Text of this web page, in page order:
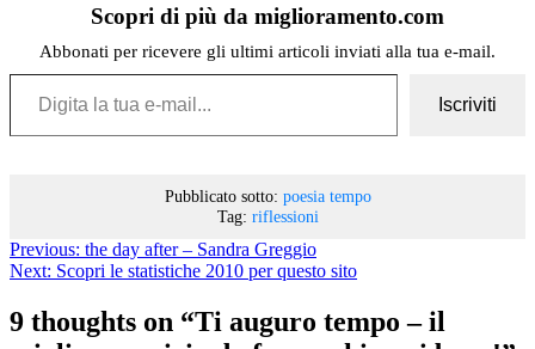
Scopri di più da miglioramento.com
Abbonati per ricevere gli ultimi articoli inviati alla tua e-mail.
Digita la tua e-mail...
Iscriviti
Pubblicato sotto: poesia tempo
Tag: riflessioni
Previous: the day after – Sandra Greggio
Next: Scopri le statistiche 2010 per questo sito
9 thoughts on “Ti auguro tempo – il